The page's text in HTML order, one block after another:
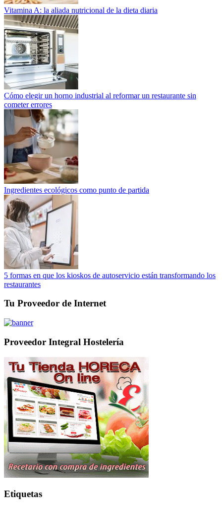
Vitamina A: la aliada nutricional de la dieta diaria
Cómo elegir un horno industrial al reformar un restaurante sin
cometer errores
Ingredientes ecológicos como punto de partida
5 formas en que los kioskos de autoservicio están transformando los
restaurantes
Tu Proveedor de Internet
Proveedor Integral Hostelería
Etiquetas